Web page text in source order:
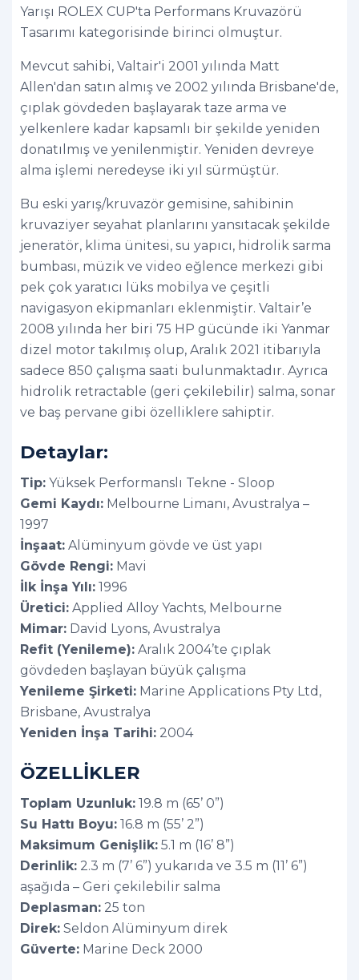
Yarışı ROLEX CUP'ta Performans Kruvazörü
Tasarımı kategorisinde birinci olmuştur.
Mevcut sahibi, Valtair'i 2001 yılında Matt
Allen'dan satın almış ve 2002 yılında Brisbane'de,
çıplak gövdeden başlayarak taze arma ve
yelkenlere kadar kapsamlı bir şekilde yeniden
donatılmış ve yenilenmiştir. Yeniden devreye
alma işlemi neredeyse iki yıl sürmüştür.
Bu eski yarış/kruvazör gemisine, sahibinin
kruvaziyer seyahat planlarını yansıtacak şekilde
jeneratör, klima ünitesi, su yapıcı, hidrolik sarma
bumbası, müzik ve video eğlence merkezi gibi
pek çok yaratıcı lüks mobilya ve çeşitli
navigasyon ekipmanları eklenmiştir. Valtair’e
2008 yılında her biri 75 HP gücünde iki Yanmar
dizel motor takılmış olup, Aralık 2021 itibarıyla
sadece 850 çalışma saati bulunmaktadır. Ayrıca
hidrolik retractable (geri çekilebilir) salma, sonar
ve baş pervane gibi özelliklere sahiptir.
Detaylar:
Tip: Yüksek Performanslı Tekne - Sloop
Gemi Kaydı: Melbourne Limanı, Avustralya –
1997
İnşaat: Alüminyum gövde ve üst yapı
Gövde Rengi: Mavi
İlk İnşa Yılı: 1996
Üretici: Applied Alloy Yachts, Melbourne
Mimar: David Lyons, Avustralya
Refit (Yenileme): Aralık 2004’te çıplak
gövdeden başlayan büyük çalışma
Yenileme Şirketi: Marine Applications Pty Ltd,
Brisbane, Avustralya
Yeniden İnşa Tarihi: 2004
ÖZELLİKLER
Toplam Uzunluk: 19.8 m (65’ 0”)
Su Hattı Boyu: 16.8 m (55’ 2”)
Maksimum Genişlik: 5.1 m (16’ 8”)
Derinlik: 2.3 m (7’ 6”) yukarıda ve 3.5 m (11’ 6”)
aşağıda – Geri çekilebilir salma
Deplasman: 25 ton
Direk: Seldon Alüminyum direk
Güverte: Marine Deck 2000